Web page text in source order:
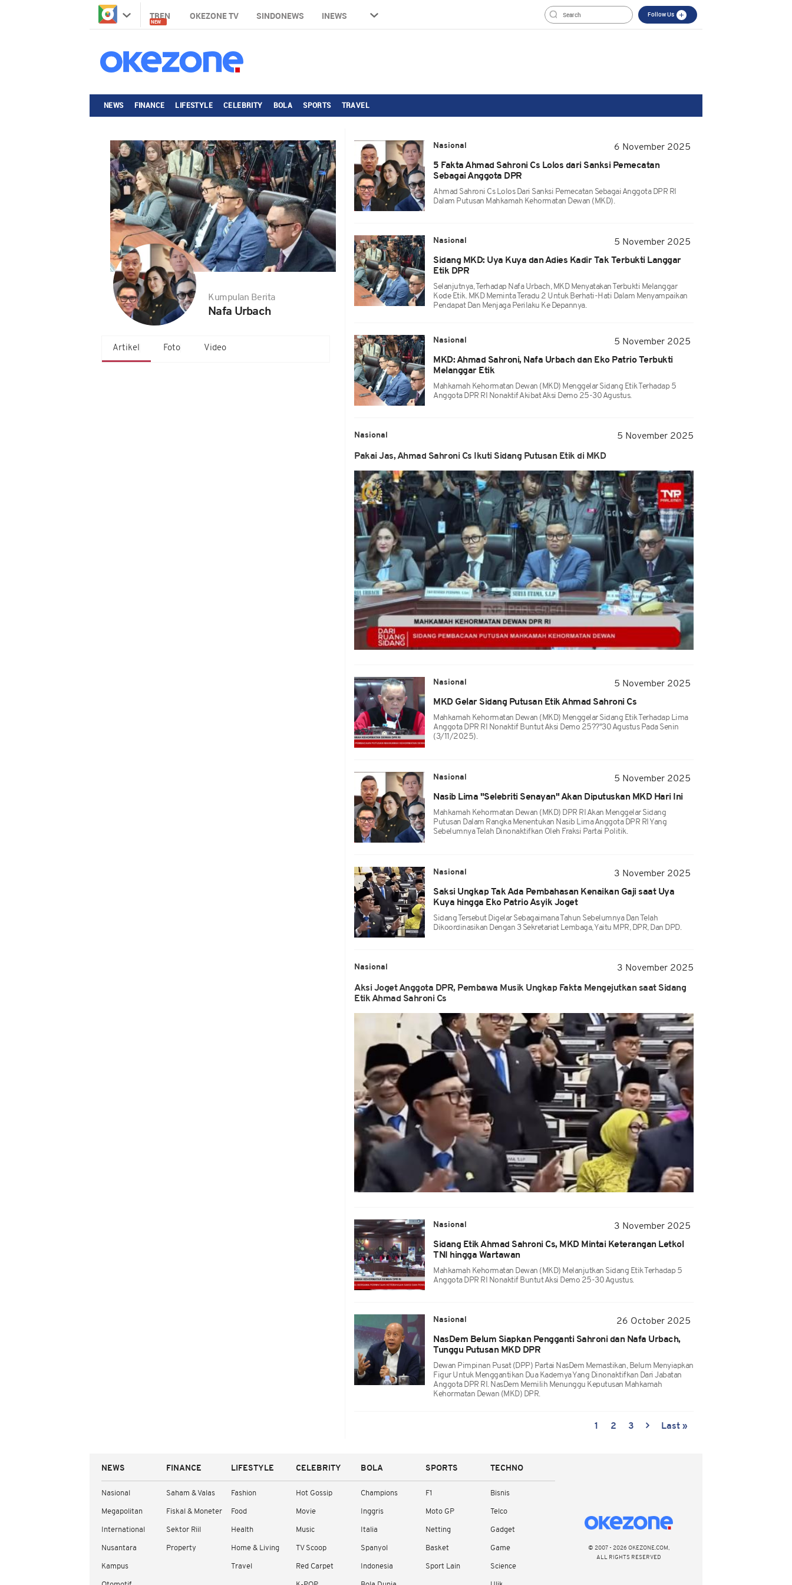
TREN
NEW
OKEZONE TV SINDONEWS INEWS Follow Us
NEWS FINANCE LIFESTYLE CELEBRITY BOLA SPORTS TRAVEL
Kumpulan Berita
Nafa Urbach
Artikel Foto Video
Nasional
6 November 2025
5 Fakta Ahmad Sahroni Cs Lolos dari Sanksi Pemecatan
Sebagai Anggota DPR
Ahmad Sahroni Cs Lolos Dari Sanksi Pemecatan Sebagai Anggota DPR RI
Dalam Putusan Mahkamah Kehormatan Dewan (MKD).
Nasional
5 November 2025
Sidang MKD: Uya Kuya dan Adies Kadir Tak Terbukti Langgar
Etik DPR
Selanjutnya, Terhadap Nafa Urbach, MKD Menyatakan Terbukti Melanggar
Kode Etik. MKD Meminta Teradu 2 Untuk Berhati-Hati Dalam Menyampaikan
Pendapat Dan Menjaga Perilaku Ke Depannya.
Nasional
5 November 2025
MKD: Ahmad Sahroni, Nafa Urbach dan Eko Patrio Terbukti
Melanggar Etik
Mahkamah Kehormatan Dewan (MKD) Menggelar Sidang Etik Terhadap 5
Anggota DPR RI Nonaktif Akibat Aksi Demo 25-30 Agustus.
Nasional 5 November 2025
Pakai Jas, Ahmad Sahroni Cs Ikuti Sidang Putusan Etik di MKD
Nasional
5 November 2025
MKD Gelar Sidang Putusan Etik Ahmad Sahroni Cs
Mahkamah Kehormatan Dewan (MKD) Menggelar Sidang Etik Terhadap Lima
Anggota DPR RI Nonaktif Buntut Aksi Demo 25??"30 Agustus Pada Senin
(3/11/2025).
Nasional
5 November 2025
Nasib Lima "Selebriti Senayan" Akan Diputuskan MKD Hari Ini
Mahkamah Kehormatan Dewan (MKD) DPR RI Akan Menggelar Sidang
Putusan Dalam Rangka Menentukan Nasib Lima Anggota DPR RI Yang
Sebelumnya Telah Dinonaktifkan Oleh Fraksi Partai Politik.
Nasional
3 November 2025
Saksi Ungkap Tak Ada Pembahasan Kenaikan Gaji saat Uya
Kuya hingga Eko Patrio Asyik Joget
Sidang Tersebut Digelar Sebagaimana Tahun Sebelumnya Dan Telah
Dikoordinasikan Dengan 3 Sekretariat Lembaga, Yaitu MPR, DPR, Dan DPD.
Nasional 3 November 2025
Aksi Joget Anggota DPR, Pembawa Musik Ungkap Fakta Mengejutkan saat Sidang
Etik Ahmad Sahroni Cs
Nasional
3 November 2025
Sidang Etik Ahmad Sahroni Cs, MKD Mintai Keterangan Letkol
TNI hingga Wartawan
Mahkamah Kehormatan Dewan (MKD) Melanjutkan Sidang Etik Terhadap 5
Anggota DPR RI Nonaktif Buntut Aksi Demo 25-30 Agustus.
Nasional
26 October 2025
NasDem Belum Siapkan Pengganti Sahroni dan Nafa Urbach,
Tunggu Putusan MKD DPR
Dewan Pimpinan Pusat (DPP) Partai NasDem Memastikan, Belum Menyiapkan
Figur Untuk Menggantikan Dua Kadernya Yang Dinonaktifkan Dari Jabatan
Anggota DPR RI. NasDem Memilih Menunggu Keputusan Mahkamah
Kehormatan Dewan (MKD) DPR.
1 2 3 Last »
NEWS
Nasional
Megapolitan
International
Nusantara
Kampus
FINANCE
Saham & Valas
Fiskal & Moneter
Sektor Riil
Property
LIFESTYLE
Fashion
Food
Health
Home & Living
Travel
CELEBRITY
Hot Gossip
Movie
Music
TV Scoop
Red Carpet
BOLA
Champions
Inggris
Italia
Spanyol
Indonesia
SPORTS
F1
Moto GP
Netting
Basket
Sport Lain
TECHNO
Bisnis
Telco
Gadget
Game
Science
© 2007 - 2026 OKEZONE.COM,
ALL RIGHTS RESERVED